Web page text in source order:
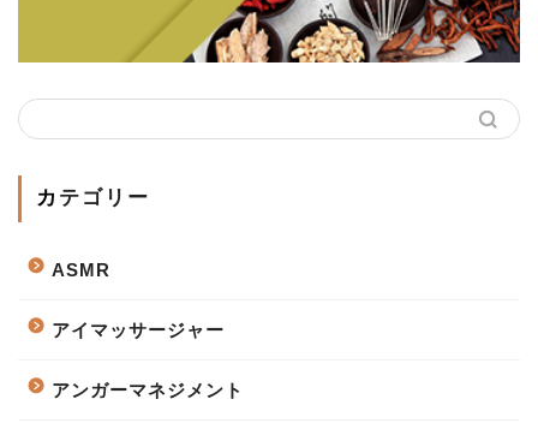
カテゴリー
ASMR
アイマッサージャー
アンガーマネジメント